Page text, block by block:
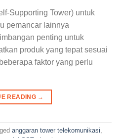
Supporting Tower) untuk
pemancar lainnya
penting untuk
produk yang tepat sesuai
faktor yang perlu
READING →
anggaran tower telekomunikasi